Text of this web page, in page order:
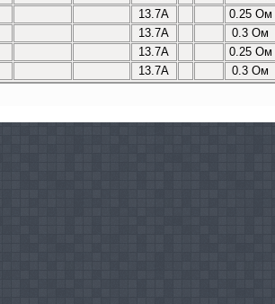
13.7A 0.25 Ом
13.7A 0.3 Ом
13.7A 0.25 Ом
13.7A 0.3 Ом